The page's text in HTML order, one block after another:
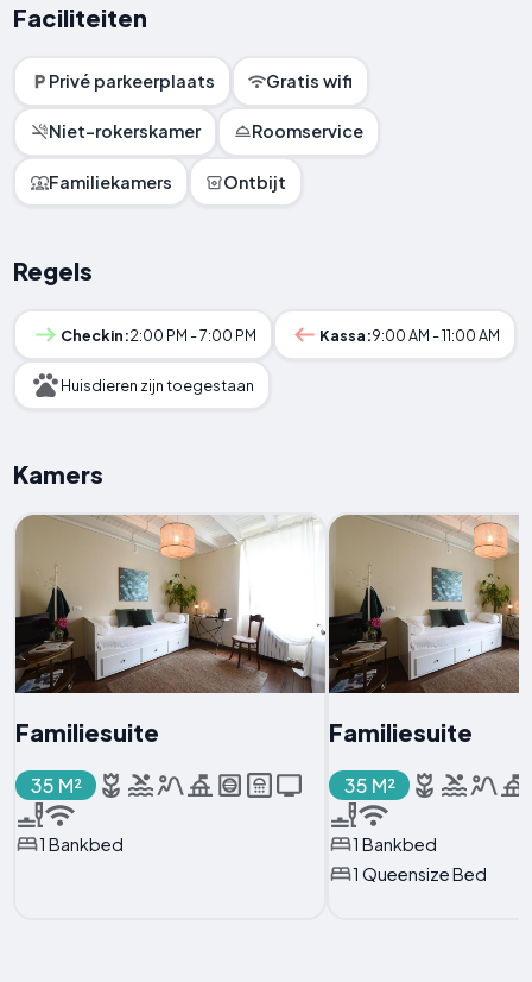
Faciliteiten
Privé parkeerplaats Gratis wifi
Niet-rokerskamer Roomservice
Familiekamers Ontbijt
Regels
Checkin:2:00 PM - 7:00 PM Kassa:9:00 AM - 11:00 AM
Huisdieren zijn toegestaan
Kamers
Familiesuite
35 M²
1 Bankbed
Familiesuite
35 M²
1 Bankbed
1 Queensize Bed